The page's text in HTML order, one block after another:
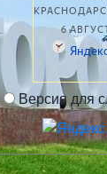
Версия для